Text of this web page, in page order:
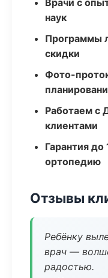
Врачи с
наук
Программы
скидки
Фото-
Работаем с
клиентами
Гарантия
ортопедию
Отзывы
Ребёнку
врач —
радостью.